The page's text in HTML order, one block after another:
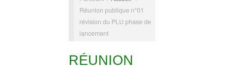
Réunion publique n°01
révision du PLU phase de
lancement
RÉUNION